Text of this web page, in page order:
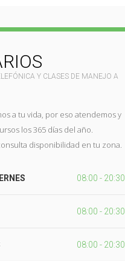
Y CLASES DE MANEJO A
a tu vida, por eso atendemos y
los 365 días del año.
disponibilidad en tu zona.
08:00 - 20:30
08:00 - 20:30
08:00 - 20:30